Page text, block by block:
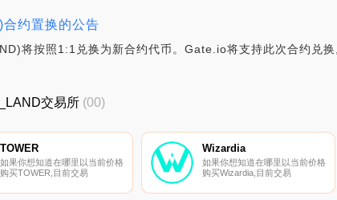
约置换的公告
将按照1:1兑换为新合约代币。Gate.io将支持此次合约兑换,
交易所 (00)
TOWER
如果你想知道在哪里以当前价格
购买TOWER,目前交易
交易所是KuCoin、MEXC、
Wizardia
如果你想知道在哪里以当前价格
购买Wizardia,目前交易
交易所是CoinTiger、